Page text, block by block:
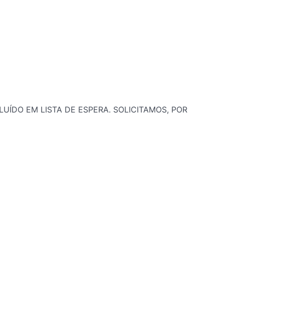
EM LISTA DE ESPERA. SOLICITAMOS, POR